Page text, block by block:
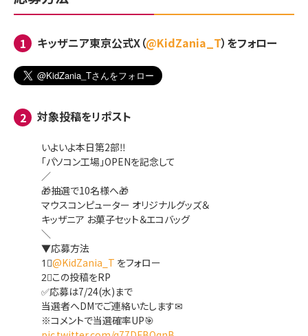
1 キッザニア東京公式X（@KidZania_T）をフォロー
2 対象投稿をリポスト
いよいよ本日第2部‼
「パソコン工場」OPENを記念して
／
🎁抽選で10名様へ🎁
マウスコンピューター オリジナルグッズ＆
キッザニア お菓子セット＆エコバッグ
＼
▼応募方法
1⃣@KidZania_T をフォロー
2⃣この投稿をRP
✅応募は7/24(水)まで
当選者へDMでご連絡いたします✉
※コメントで当選確率UP🎯